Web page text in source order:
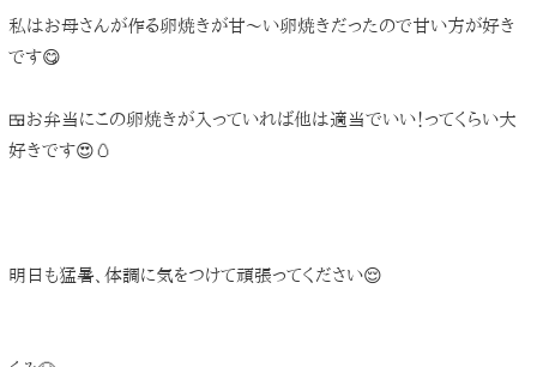
私はお母さんが作る卵焼きが甘～い卵焼きだったので甘い方が好き
です😋
🍱お弁当にこの卵焼きが入っていれば他は適当でいい！ってくらい大
好きです😍🥚
明日も猛暑、体調に気をつけて頑張ってください😌